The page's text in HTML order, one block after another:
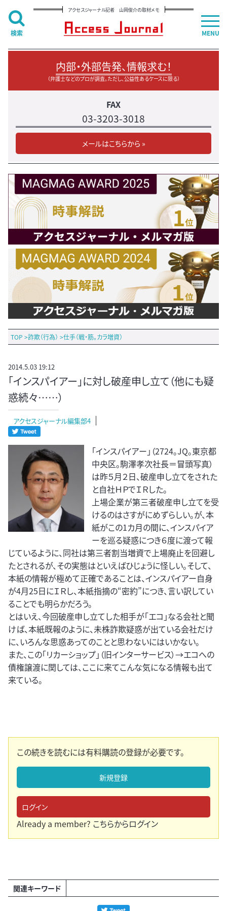
アクセスジャーナル記者 山岡俊介の取材メモ
内部・外部告発、情報求む！
（弁護士などのプロが調査。ただし、公益性あるケースに限る）
FAX
03-3203-3018
メールはこちらから »
TOP >詐欺（行為） >仕手（戦・筋。カラ増資）
2014.5.03 19:12
「インスパイアー」に対し破産申し立て（他にも疑
惑続々……）
アクセスジャーナル編集部4
「インスパイアー」（2724。JQ。東京都
中央区。駒澤孝次社長＝冒頭写真）
は昨５月２日、破産申し立てをされた
と自社ＨＰでＩＲした。
上場企業が第三者破産申し立てを受
けるのはさすがにめずらしい。が、本
紙がこの1カ月の間に、インスパイア
ーを巡る疑惑につき６度に渡って報
じているように、同社は第三者割当増資で上場廃止を回避し
たとされるが、その実態はといえばひじょうに怪しい。そして、
本紙の情報が極めて正確であることは、インスパイアー自身
が4月25日にＩＲし、本紙指摘の“密約”につき、言い訳してい
ることでも明らかだろう。
とはいえ、今回破産申し立てした相手が「エコ」なる会社と聞
けば、本紙既報のように、未株詐欺疑惑が出ている会社だけ
に、いろんな思惑あってのことと思わないにはいかない。
また、この「リカーショップ」（旧インターサービス）→エコへの
債権譲渡に関しては、ここに来てこんな気になる情報も出て
来ている。
この続きを読むには有料購読の登録が必要です。
新規登録
ログイン
Already a member? こちらからログイン
関連キーワード
MENU
検索